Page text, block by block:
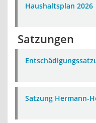
Haushaltsplan 2026
Satzungen
Satzung Hermann-